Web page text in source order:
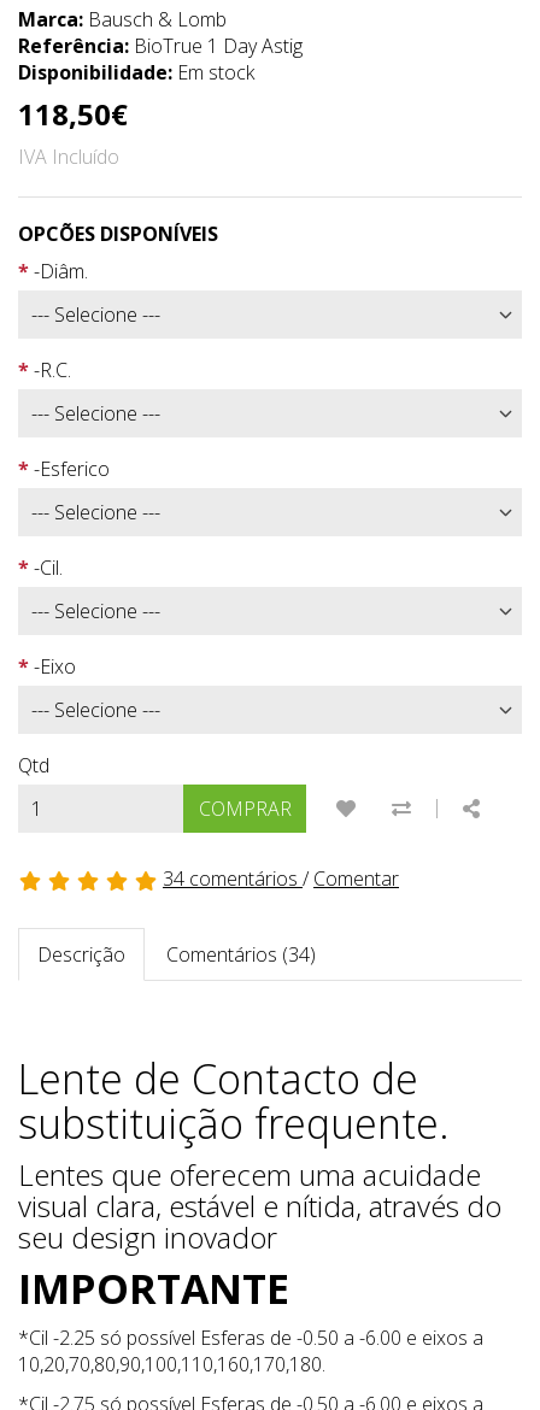
Marca: Bausch & Lomb
Referência: BioTrue 1 Day Astig
Disponibilidade: Em stock
118,50€
IVA Incluído
OPCÕES DISPONÍVEIS
-Diâm.
-R.C.
-Esferico
-Cil.
-Eixo
Qtd
COMPRAR
ADICIONAR À LISTA
COMPARAR
| SHARE
34 comentários /Comentar
Descrição Comentários (34)
Lente de Contacto de
substituição frequente.
Lentes que oferecem uma acuidade
visual clara, estável e nítida, através do
seu design inovador
IMPORTANTE
*Cil -2.25 só possível Esferas de -0.50 a -6.00 e eixos a
10,20,70,80,90,100,110,160,170,180.
*Cil -2.75 só possível Esferas de -0.50 a -6.00 e eixos a